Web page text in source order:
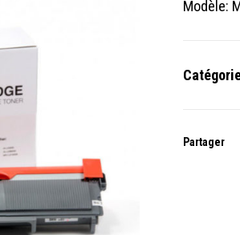
Modèle:
Partager